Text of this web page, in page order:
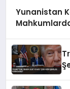
Yunanistan